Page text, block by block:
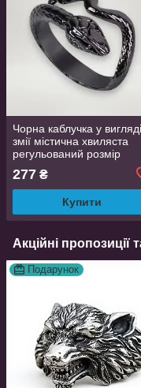
Чорна каблучка у вигляді
змії містична хвиляста
регульований розмір
277 ₴
Купити
Акційні пропозиції
Подарунок